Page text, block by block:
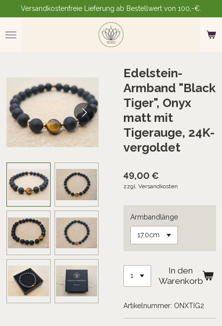
Hauptinhalt
springen
Versandkostenfreie Lieferung ab Bestellwert von 100,-€.
Edelstein-
Armband "Black
Tiger", Onyx
matt mit
Tigerauge, 24K-
vergoldet
49,00 €
zzgl. Versandkosten
Armbandlänge
In den
Warenkorb
Artikelnummer: ONXTIG2